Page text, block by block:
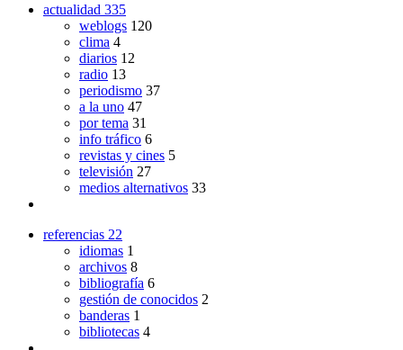
actualidad 335
weblogs 120
clima 4
diarios 12
radio 13
periodismo 37
a la uno 47
por tema 31
info tráfico 6
revistas y cines 5
televisión 27
medios alternativos 33
referencias 22
idiomas 1
archivos 8
bibliografía 6
gestión de conocidos 2
banderas 1
bibliotecas 4